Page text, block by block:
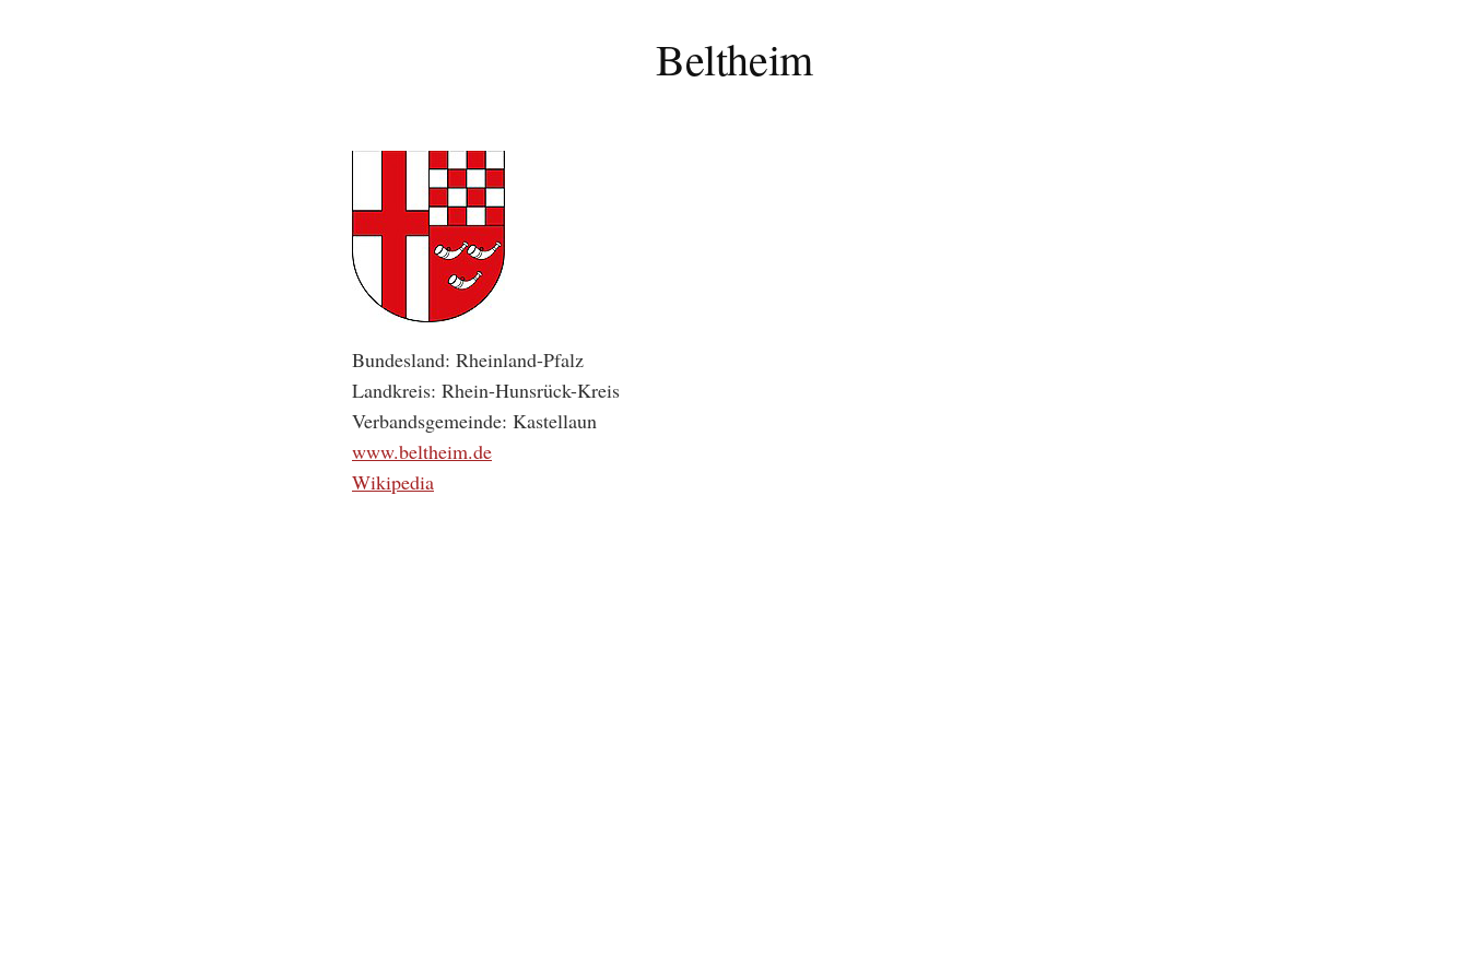
Beltheim
Bundesland: Rheinland-Pfalz
Landkreis: Rhein-Hunsrück-Kreis
Verbandsgemeinde: Kastellaun
www.beltheim.de
Wikipedia